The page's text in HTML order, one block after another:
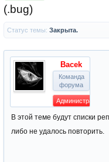
(.bug)
Статус темы: Закрыта.
Bacek
Команда
форума
Администратор
В этой теме будут списки
либо не удалось повторить.